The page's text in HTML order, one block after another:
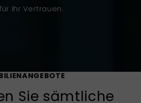
Ihr Vertrauen.
Sie sämtliche